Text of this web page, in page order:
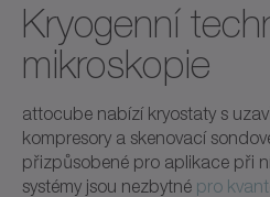
Kryogenní
mikroskopie
attocube nabízí kryostaty s
kompresory a skenovací
přizpůsobené pro aplikace při
systémy jsou nezbytné pro